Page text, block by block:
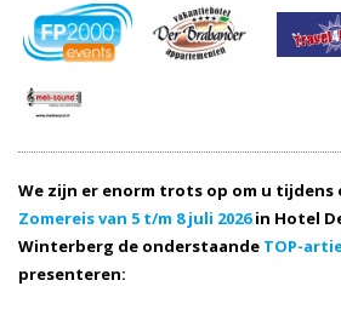
We zijn er enorm trots op om u tijdens
Zomereis van 5 t/m 8 juli 2026in Hotel
Winterberg de onderstaande TOP-
presenteren: